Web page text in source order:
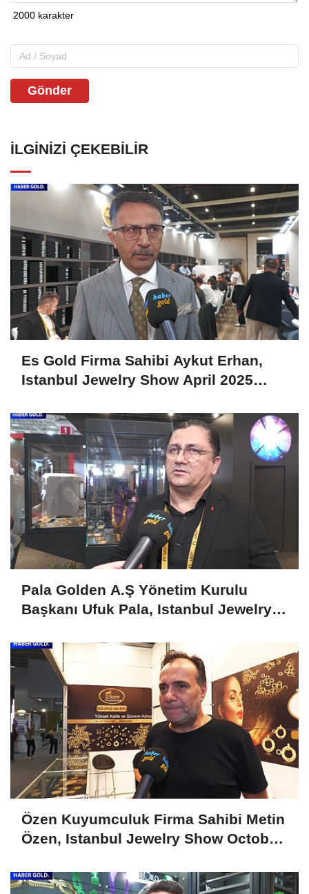
Gönder
İLGINIZI ÇEKEBILIR
Es Gold Firma Sahibi Aykut Erhan,
Istanbul Jewelry Show April 2025
Pala Golden A.Ş Yönetim Kurulu
Başkanı Ufuk Pala, Istanbul Jewelry
Özen Kuyumculuk Firma Sahibi Metin
Özen, Istanbul Jewelry Show October